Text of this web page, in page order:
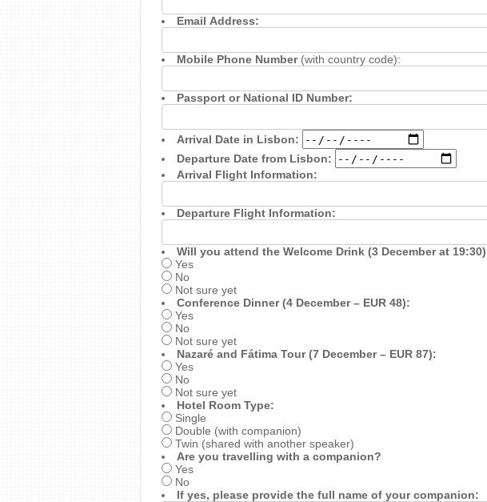
Email Address:
Mobile Phone Number(with country code):
Passport or National ID Number:
Arrival Date in Lisbon:
Departure Date from Lisbon:
Arrival Flight Information:
Departure Flight Information:
Will you attend the Welcome Drink (3 December at
Yes
No
Not sure yet
Conference Dinner (4 December – EUR 48):
Yes
No
Not sure yet
Nazaré and Fátima Tour (7 December – EUR 87):
Yes
No
Not sure yet
Hotel Room Type:
Single
Double (with companion)
Twin (shared with another speaker)
Are you travelling with a companion?
Yes
No
If yes, please provide the full name of your companion: